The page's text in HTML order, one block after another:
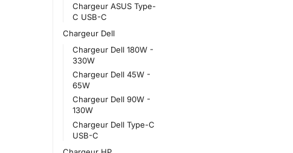
Chargeur ASUS Type-
C USB-C
Chargeur Dell
Chargeur Dell 180W -
330W
Chargeur Dell 45W -
65W
Chargeur Dell 90W -
130W
Chargeur Dell Type-C
USB-C